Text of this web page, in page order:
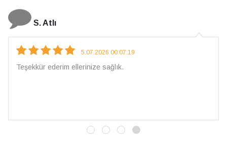
N. Elçi
4.08.2026 16:27:03
Çarpıcı ve olağanüstü bir işçilikle hazırlanmış bir mücevher.